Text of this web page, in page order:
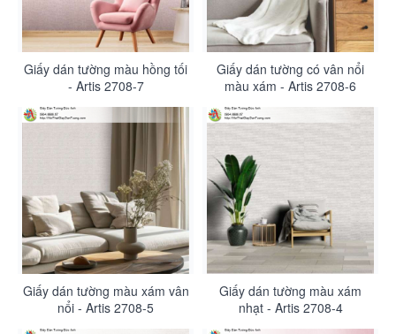
Giấy dán tường màu hồng tối
- Artis 2708-7
Giấy dán tường có vân nổi
màu xám - Artis 2708-6
Giấy dán tường màu xám vân
nổi - Artis 2708-5
Giấy dán tường màu xám
nhạt - Artis 2708-4